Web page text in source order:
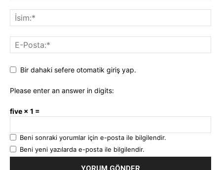
Bir dahaki sefere otomatik giriş yap.
Please enter an answer in digits:
five × 1 =
Beni sonraki yorumlar için e-posta ile bilgilendir.
Beni yeni yazılarda e-posta ile bilgilendir.